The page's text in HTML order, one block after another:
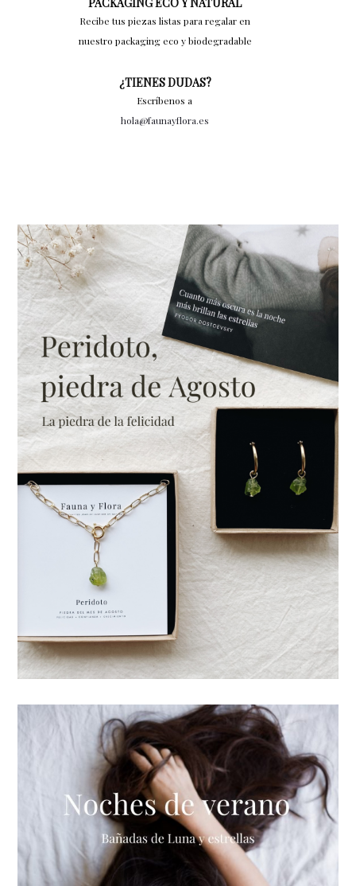
Recibe tus piezas listas para regalar en
nuestro packaging eco y biodegradable
¿TIENES DUDAS?
Escríbenos a
hola@faunayflora.es